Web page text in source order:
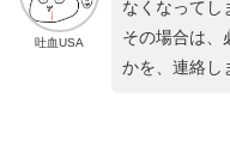
吐血USA
なくなってし
その場合は、
かを、連絡し